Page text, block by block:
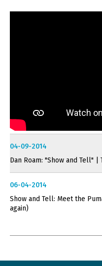
04-09-2014
Dan Roam: "Show and Tell" |
06-04-2014
Show and Tell: Meet the
again)